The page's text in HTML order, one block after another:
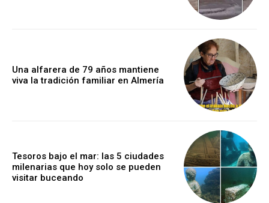
Una alfarera de 79 años mantiene
viva la tradición familiar en Almería
Tesoros bajo el mar: las 5 ciudades
milenarias que hoy solo se pueden
visitar buceando